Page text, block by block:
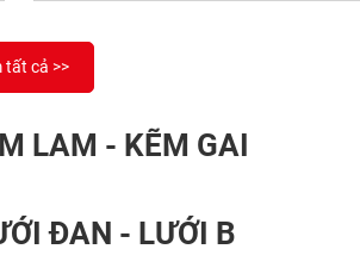
tất cả >>
LAM - KẼM GAI
ĐAN - LƯỚI B